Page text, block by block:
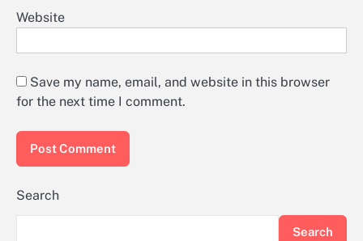
Website
Save my name, email, and website in this browser
for the next time I comment.
Search
Search